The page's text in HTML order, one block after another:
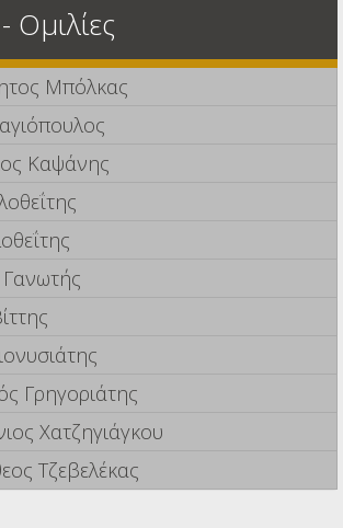
Ομιλίες
Μπόλκας
Καψάνης
Γρηγοριάτης
Χατζηγιάγκου
Τζεβελέκας